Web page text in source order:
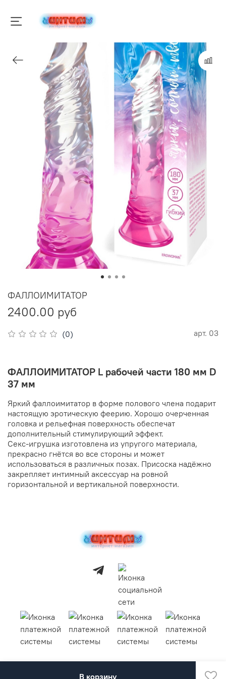
(0) арт. 03
ФАЛЛОИМИТАТОР
2400.00 руб
В корзину
ФАЛЛОИМИТАТОР L рабочей части 180 мм D
37 мм
Яркий фаллоимитатор в форме полового члена подарит
настоящую эротическую феерию. Хорошо очерченная
головка и рельефная поверхность обеспечат
дополнительный стимулирующий эффект.
Секс-игрушка изготовлена из упругого материала,
прекрасно гнётся во все стороны и может
использоваться в различных позах. Присоска надёжно
закрепляет интимный аксессуар на ровной
горизонтальной и вертикальной поверхности.